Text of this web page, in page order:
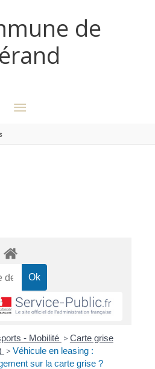
de
MENU
- Mobilité > Carte grise
> Véhicule en leasing :
sur la carte grise ?